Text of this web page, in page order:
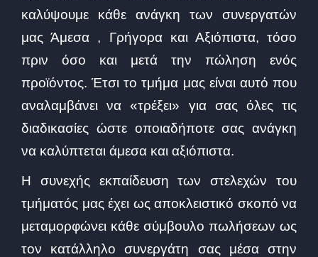
καλύψουμε κάθε ανάγκη των συνεργατών
μας Άμεσα , Γρήγορα και Αξιόπιστα, τόσο
πριν όσο και μετά την πώληση ενός
προϊόντος. Έτσι το τμήμα μας είναι αυτό που
αναλαμβάνει να «τρέξει» για σας όλες τις
διαδικασίες ώστε οποιαδήποτε σας ανάγκη
να καλύπτεται άμεσα και αξιόπιστα.
Η συνεχής εκπαίδευση των στελεχών του
τμήματός μας έχει ως αποκλειστικό σκοπό να
μεταμορφώνει κάθε σύμβουλο πωλήσεων ως
τον κατάλληλο συνεργάτη σας μέσα στην